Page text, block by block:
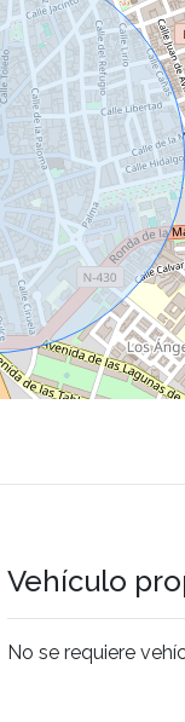
Vehículo
No se requiere